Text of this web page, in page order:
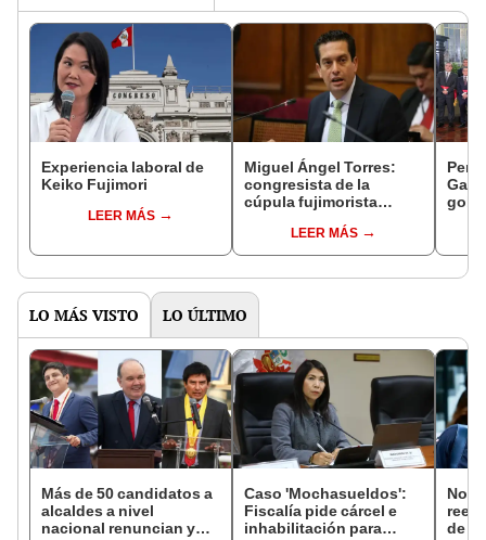
Experiencia laboral de
Keiko Fujimori
LEER MÁS
Miguel Ángel Torres:
congresista de la
cúpula fujimorista
del SenadoLEER MÁS
LO MÁS VISTO LO ÚLTIMO
Más de 50 candidatos a
alcaldes a nivel
nacional renuncian y
Caso 'Mochasueldos':
Fiscalía pide cárcel e
inhabilitación para
de